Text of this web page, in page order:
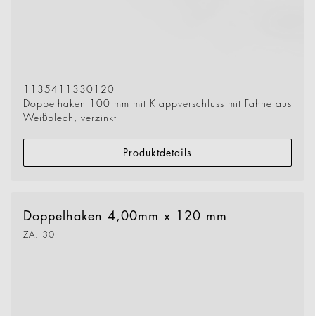
1135411330120
Doppelhaken 100 mm mit Klappverschluss mit Fahne aus
Weißblech, verzinkt
Produktdetails
Doppelhaken 4,00mm x 120 mm
ZA: 30